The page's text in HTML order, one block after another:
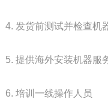
4. 发货前测试并检查机
5. 提供海外安装机器服
6. 培训一线操作人员